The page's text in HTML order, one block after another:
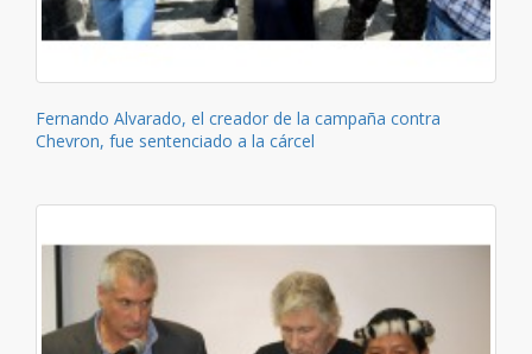
Fernando Alvarado, el creador de la campaña contra
Chevron, fue sentenciado a la cárcel